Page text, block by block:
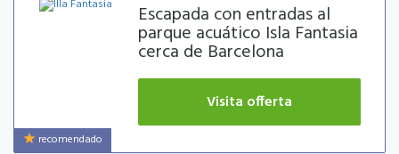
recomendado
Escapada con entradas al
parque acuático Isla Fantasia
cerca de Barcelona
Visita offerta